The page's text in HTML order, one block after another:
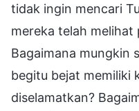
tidak ingin mencari
mereka telah melihat
Bagaimana mungkin
begitu bejat memiliki
diselamatkan?